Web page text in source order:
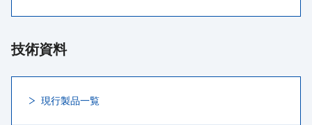
技術資料
現行製品一覧